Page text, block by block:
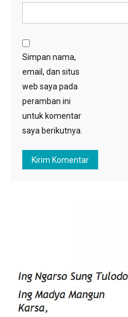
Simpan nama,
email, dan situs
web saya pada
peramban ini
untuk komentar
saya berikutnya.